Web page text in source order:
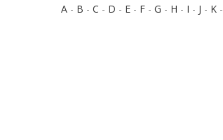
A - B - C - D - E - F - G - H - I - J - K -